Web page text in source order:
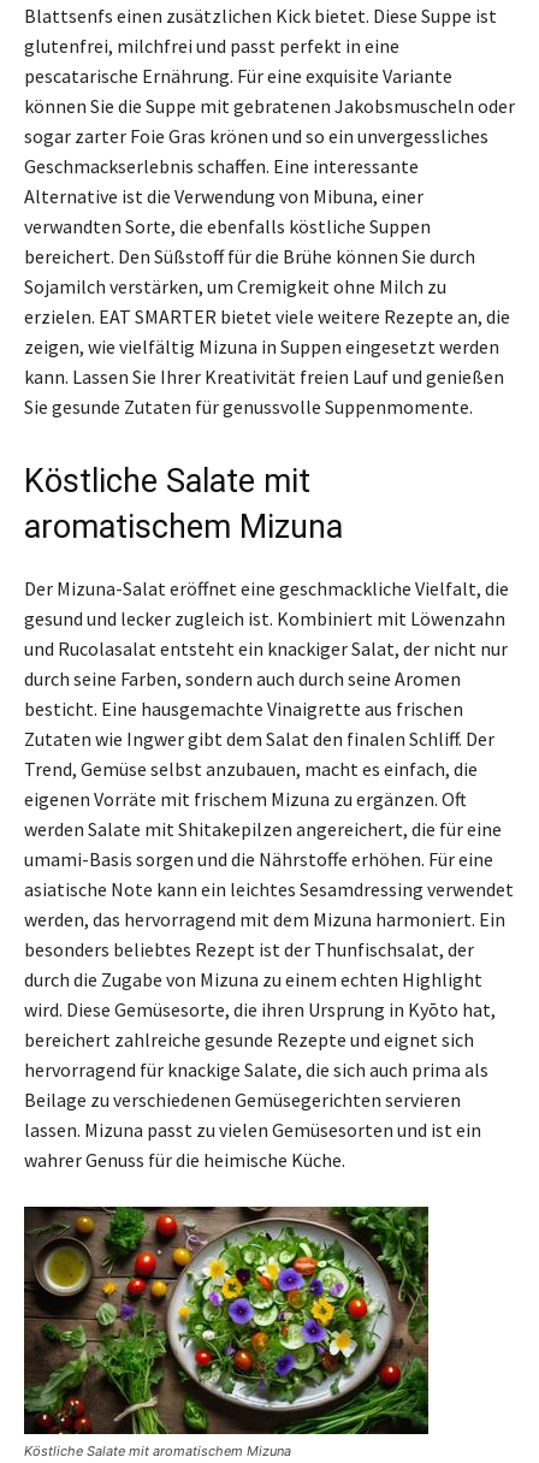
Blattsenfs einen zusätzlichen Kick bietet. Diese Suppe ist
glutenfrei, milchfrei und passt perfekt in eine
pescatarische Ernährung. Für eine exquisite Variante
können Sie die Suppe mit gebratenen Jakobsmuscheln oder
sogar zarter Foie Gras krönen und so ein unvergessliches
Geschmackserlebnis schaffen. Eine interessante
Alternative ist die Verwendung von Mibuna, einer
verwandten Sorte, die ebenfalls köstliche Suppen
bereichert. Den Süßstoff für die Brühe können Sie durch
Sojamilch verstärken, um Cremigkeit ohne Milch zu
erzielen. EAT SMARTER bietet viele weitere Rezepte an, die
zeigen, wie vielfältig Mizuna in Suppen eingesetzt werden
kann. Lassen Sie Ihrer Kreativität freien Lauf und genießen
Sie gesunde Zutaten für genussvolle Suppenmomente.
Köstliche Salate mit
aromatischem Mizuna
Der Mizuna-Salat eröffnet eine geschmackliche Vielfalt, die
gesund und lecker zugleich ist. Kombiniert mit Löwenzahn
und Rucolasalat entsteht ein knackiger Salat, der nicht nur
durch seine Farben, sondern auch durch seine Aromen
besticht. Eine hausgemachte Vinaigrette aus frischen
Zutaten wie Ingwer gibt dem Salat den finalen Schliff. Der
Trend, Gemüse selbst anzubauen, macht es einfach, die
eigenen Vorräte mit frischem Mizuna zu ergänzen. Oft
werden Salate mit Shitakepilzen angereichert, die für eine
umami-Basis sorgen und die Nährstoffe erhöhen. Für eine
asiatische Note kann ein leichtes Sesamdressing verwendet
werden, das hervorragend mit dem Mizuna harmoniert. Ein
besonders beliebtes Rezept ist der Thunfischsalat, der
durch die Zugabe von Mizuna zu einem echten Highlight
wird. Diese Gemüsesorte, die ihren Ursprung in Kyōto hat,
bereichert zahlreiche gesunde Rezepte und eignet sich
hervorragend für knackige Salate, die sich auch prima als
Beilage zu verschiedenen Gemüsegerichten servieren
lassen. Mizuna passt zu vielen Gemüsesorten und ist ein
wahrer Genuss für die heimische Küche.
Köstliche Salate mit aromatischem Mizuna